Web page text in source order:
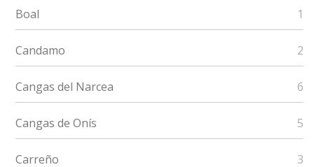
Boal 1
Candamo 2
Cangas del Narcea 6
Cangas de Onís 5
Carreño 3